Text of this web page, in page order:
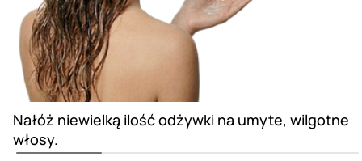
Nałóż niewielką ilość odżywki na umyte, wilgotne
włosy.